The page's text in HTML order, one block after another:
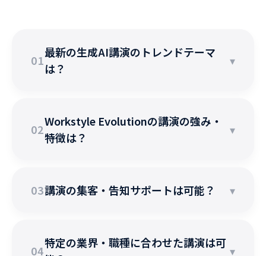
01
最新の生成AI講演のトレンドテーマ
は？
▾
02
Workstyle Evolutionの講演の強み・
特徴は？
▾
03講演の集客・告知サポートは可能？ ▾
04
特定の業界・職種に合わせた講演は可
▾